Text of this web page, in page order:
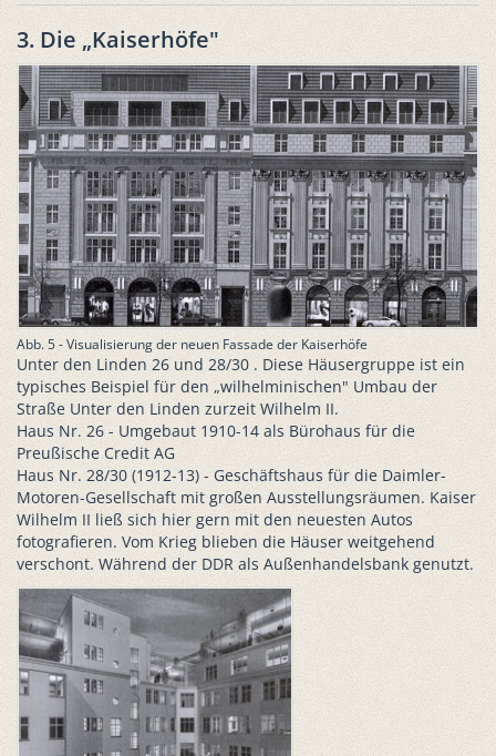
3. Die „Kaiserhöfe"
Abb. 5 - Visualisierung der neuen Fassade der Kaiserhöfe
Unter den Linden 26 und 28/30 . Diese Häusergruppe ist ein
typisches Beispiel für den „wilhelminischen" Umbau der
Straße Unter den Linden zurzeit Wilhelm II.
Haus Nr. 26 - Umgebaut 1910-14 als Bürohaus für die
Preußische Credit AG
Haus Nr. 28/30 (1912-13) - Geschäftshaus für die Daimler-
Motoren-Gesellschaft mit großen Ausstellungsräumen. Kaiser
Wilhelm II ließ sich hier gern mit den neuesten Autos
fotografieren. Vom Krieg blieben die Häuser weitgehend
verschont. Während der DDR als Außenhandelsbank genutzt.